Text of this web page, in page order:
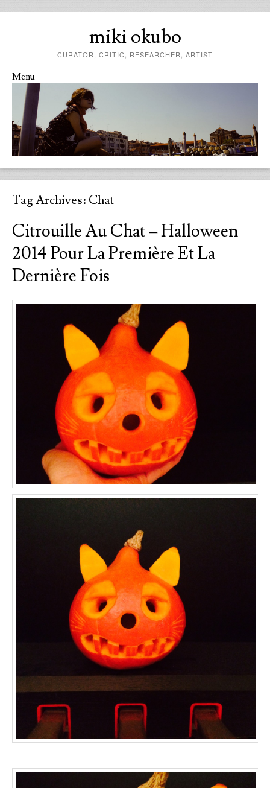
miki okubo
CURATOR, CRITIC, RESEARCHER, ARTIST
Menu
Skip to content
Tag Archives: Chat
Citrouille Au Chat – Halloween
2014 Pour La Première Et La
Dernière Fois